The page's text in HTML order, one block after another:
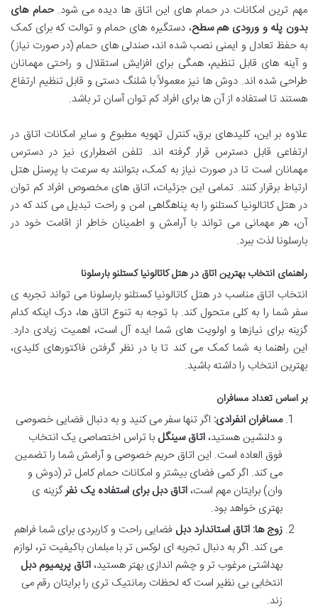
مهم ترین امکانات در حمام های این اتاق ها دیده می شود.حمام های
بدون پله و ورودی هم سطح، دستگیره های حمام و توالت که برای کمک
به حفظ تعادل و ایمنی نصب شده اند، صندلی های حمام (در صورت نیاز)
و آینه های قابل تنظیم، همگی برای افزایش استقلال و راحتی مهمانان
طراحی شده اند. دوش ها نیز معمولاً با شلنگ دستی و قابل تنظیم ارتفاع
هستند تا استفاده از آن ها برای افراد کم توان آسان تر باشد.
علاوه بر این، کلیدهای برق، کنترل تهویه مطبوع و سایر امکانات اتاق در
ارتفاعی قابل دسترس قرار گرفته اند. تلفن اضطراری نیز در دسترس
مهمانان است تا در صورت نیاز به کمک، بتوانند به سرعت با پرسنل هتل
ارتباط برقرار کنند. تمامی این جزئیات، اتاق های مخصوص افراد کم توان
در هتل کاتالونیا کستلنو را به پناهگاهی امن و راحت تبدیل می کند که در
آن، هر مهمانی می تواند با آرامش و اطمینان خاطر از اقامت خود در
بارسلونا لذت ببرد.
راهنمای انتخاب بهترین اتاق در هتل کاتالونیا کستلنو بارسلونا
انتخاب اتاق مناسب در هتل کاتالونیا کستلنو بارسلونا می تواند تجربه ی
سفر شما را به کلی متحول کند. با توجه به تنوع اتاق ها، درک اینکه کدام
گزینه برای نیازها و اولویت های شما ایده آل است، اهمیت زیادی دارد.
این راهنما به شما کمک می کند تا با در نظر گرفتن فاکتورهای کلیدی،
بهترین انتخاب را داشته باشید.
بر اساس تعداد مسافران
مسافران انفرادی: اگر تنها سفر می کنید و به دنبال فضایی خصوصی
و دلنشین هستید، اتاق سینگل با تراس اختصاصی یک انتخاب
فوق العاده است. این اتاق حریم خصوصی و آرامش شما را تضمین
می کند. اگر کمی فضای بیشتر و امکانات حمام کامل تر (دوش و
وان) برایتان مهم است، اتاق دبل برای استفاده یک نفرگزینه ی
بهتری خواهد بود.
زوج ها: اتاق استاندارد دبل فضایی راحت و کاربردی برای شما فراهم
می کند. اگر به دنبال تجربه ای لوکس تر با مبلمان باکیفیت تر، لوازم
بهداشتی مرغوب تر و چشم اندازی بهتر هستید، اتاق پریمیوم دبل
انتخابی بی نظیر است که لحظات رمانتیک تری را برایتان رقم می
زند.